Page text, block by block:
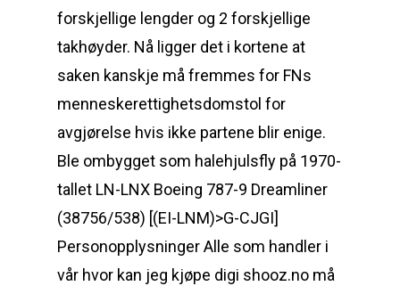
forskjellige lengder og 2 forskjellige
takhøyder. Nå ligger det i kortene at
saken kanskje må fremmes for FNs
menneskerettighetsdomstol for
avgjørelse hvis ikke partene blir enige.
Ble ombygget som halehjulsfly på 1970-
tallet LN-LNX Boeing 787-9 Dreamliner
(38756/538) [(EI-LNM)>G-CJGI]
Personopplysninger Alle som handler i
vår hvor kan jeg kjøpe digi shooz.no må